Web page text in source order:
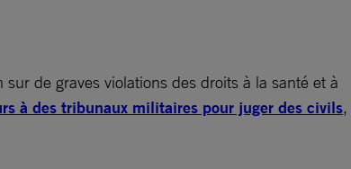
de graves violations des droits à la santé et à
à des tribunaux militaires pour juger des civils,